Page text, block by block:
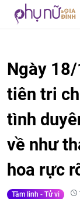
Ngày
tiên tri
tình
về như
hoa rực
Tâm linh - Tử vi